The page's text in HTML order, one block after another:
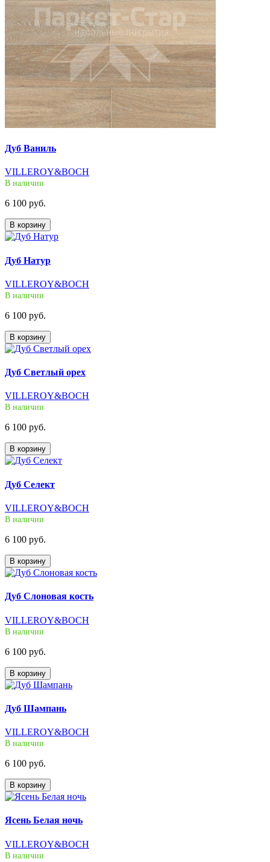
Дуб Ваниль
VILLEROY&BOCH
В наличии
6 100 руб.
В корзину
Дуб Натур
VILLEROY&BOCH
В наличии
6 100 руб.
В корзину
Дуб Светлый орех
VILLEROY&BOCH
В наличии
6 100 руб.
В корзину
Дуб Селект
VILLEROY&BOCH
В наличии
6 100 руб.
В корзину
Дуб Слоновая кость
VILLEROY&BOCH
В наличии
6 100 руб.
В корзину
Дуб Шампань
VILLEROY&BOCH
В наличии
6 100 руб.
В корзину
Ясень Белая ночь
VILLEROY&BOCH
В наличии